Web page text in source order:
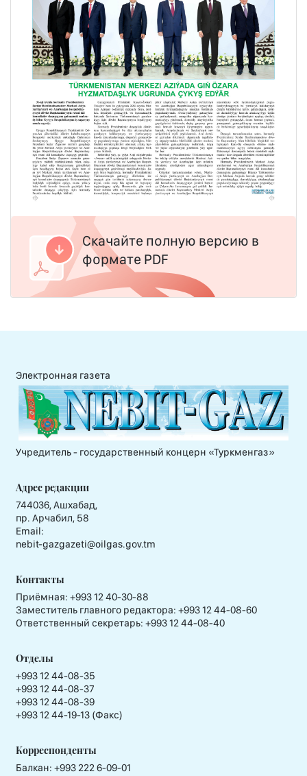
Скачайте полную версию в
формате PDF
Электронная газета
Учредитель - государственный концерн «Туркменгаз»
Адрес редакции
744036, Ашхабад,
пр. Арчабил, 58
Email:
nebit-gazgazeti@oilgas.gov.tm
Контакты
Приёмная: +993 12 40-30-88
Заместитель главного редактора: +993 12 44-08-60
Ответственный секретарь: +993 12 44-08-40
Отделы
+993 12 44-08-35
+993 12 44-08-37
+993 12 44-08-39
+993 12 44-19-13 (Факс)
Корреспонденты
Балкан: +993 222 6-09-01